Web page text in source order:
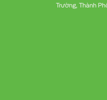
Trường, Thành